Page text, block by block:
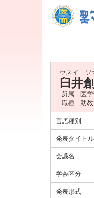
ウスイ ソ
臼井
所属
医
職種
助教
言語種別
発表タイトル
会議名
学会区分
発表形式